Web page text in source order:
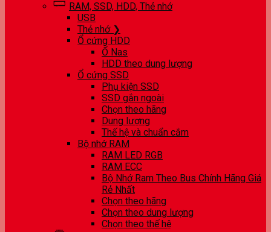
RAM, SSD, HDD, Thẻ nhớ
USB
Thẻ nhớ ❯
Ổ cứng HDD
Ổ Nas
HDD theo dung lượng
Ổ cứng SSD
Phụ kiện SSD
SSD gắn ngoài
Chọn theo hãng
Dung lượng
Thế hệ và chuẩn cắm
Bộ nhớ RAM
RAM LED RGB
RAM ECC
Bộ Nhớ Ram Theo Bus Chính Hãng Giá
Rẻ Nhất
Chọn theo hãng
Chọn theo dung lượng
Chọn theo thế hệ